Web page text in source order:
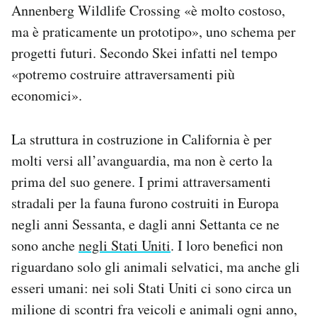
Annenberg Wildlife Crossing «è molto costoso,
ma è praticamente un prototipo», uno schema per
progetti futuri. Secondo Skei infatti nel tempo
«potremo costruire attraversamenti più
economici».
La struttura in costruzione in California è per
molti versi all’avanguardia, ma non è certo la
prima del suo genere. I primi attraversamenti
stradali per la fauna furono costruiti in Europa
negli anni Sessanta, e dagli anni Settanta ce ne
sono anchenegli Stati Uniti. I loro benefici non
riguardano solo gli animali selvatici, ma anche gli
esseri umani: nei soli Stati Uniti ci sono circa un
milione di scontri fra veicoli e animali ogni anno,